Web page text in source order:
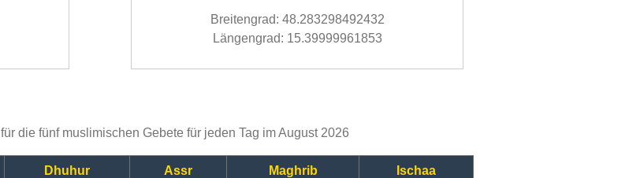
Breitengrad: 48.283298492432
Längengrad: 15.39999961853
für die fünf muslimischen Gebete für jeden Tag im August 2026
Dhuhur Assr Maghrib Ischaa